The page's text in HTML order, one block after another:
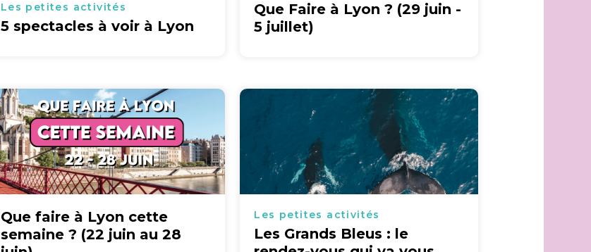
Les petites activités
5 spectacles à voir à Lyon
Que Faire à Lyon ? (29 juin -
5 juillet)
Que faire à Lyon cette
semaine ? (22 juin au 28
Les petites activités
Les Grands Bleus : le